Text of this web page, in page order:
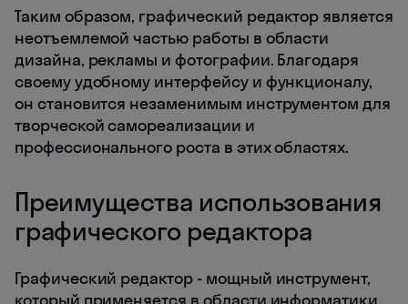
Таким образом, графический редактор является
неотъемлемой частью работы в области
дизайна, рекламы и фотографии. Благодаря
своему удобному интерфейсу и функционалу,
он становится незаменимым инструментом для
творческой самореализации и
профессионального роста в этих областях.
Преимущества использования
графического редактора
Графический редактор - мощный инструмент,